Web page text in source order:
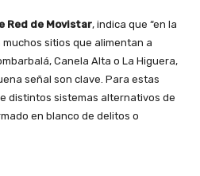
Red de Movistar, indica que “en la
sitios que alimentan a
Canela Alta o La Higuera,
señal son clave. Para estas
distintos sistemas alternativos de
en blanco de delitos o